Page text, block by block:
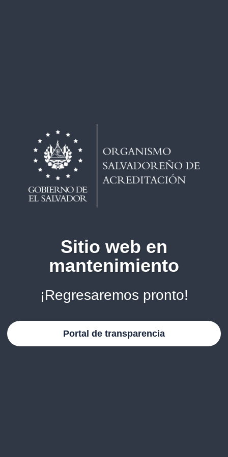
Sitio web en
mantenimiento
¡Regresaremos pronto!
Portal de transparencia